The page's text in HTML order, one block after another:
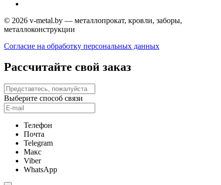
© 2026 v-metal.by — металлопрокат, кровли, заборы,
металлоконструкции
Согласие на обработку персональных данных
Рассчитайте свой заказ
Выберите способ связи
Телефон
Почта
Telegram
Макс
Viber
WhatsApp